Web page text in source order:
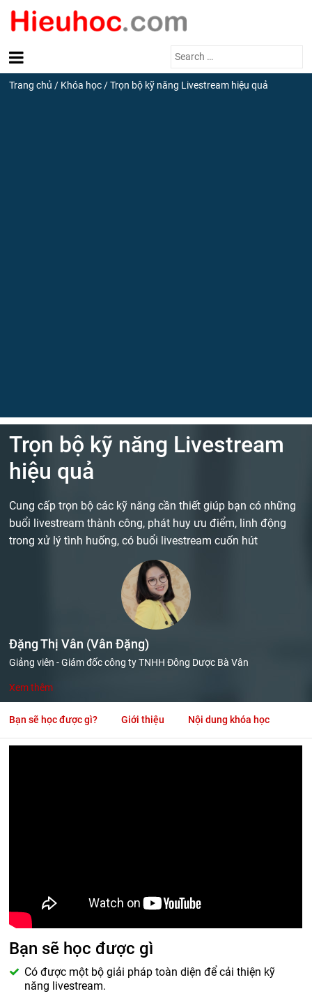
Search
Trang chủ / Khóa học /Trọn bộ kỹ năng Livestream hiệu quả
Trọn bộ kỹ năng Livestream
hiệu quả
Cung cấp trọn bộ các kỹ năng cần thiết giúp bạn có những
buổi livestream thành công, phát huy ưu điểm, linh động
trong xử lý tình huống, có buổi livestream cuốn hút
Đặng Thị Vân (Vân Đặng)
Giảng viên - Giám đốc công ty TNHH Đông Dược Bà Vân
Xem thêm
Bạn sẽ học được gì? Giới thiệu Nội dung khóa học
Bạn sẽ học được gì
Có được một bộ giải pháp toàn diện để cải thiện kỹ
năng livestream.